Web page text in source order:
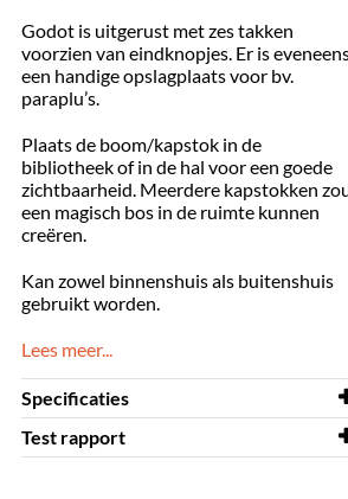
Godot is uitgerust met zes takken
voorzien van eindknopjes. Er is
een handige opslagplaats voor bv.
paraplu’s.
Plaats de boom/kapstok in de
bibliotheek of in de hal voor een goede
zichtbaarheid. Meerdere kapstokken
een magisch bos in de ruimte kunnen
creëren.
Kan zowel binnenshuis als buitenshuis
gebruikt worden.
Lees meer...
Specificaties
Breedte
430 mm
Test rapport